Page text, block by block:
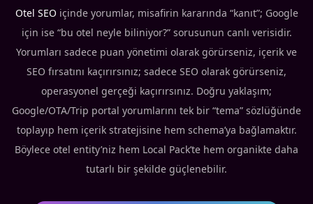
Otel SEO içinde yorumlar, misafirin kararında “kanıt”; Google
için ise “bu otel neyle biliniyor?” sorusunun canlı verisidir.
Yorumları sadece puan yönetimi olarak görürseniz, içerik ve
SEO fırsatını kaçırırsınız; sadece SEO olarak görürseniz,
operasyonel gerçeği kaçırırsınız. Doğru yaklaşım;
Google/OTA/Trip portal yorumlarını tek bir “tema” sözlüğünde
toplayıp hem içerik stratejisine hem schema’ya bağlamaktır.
Böylece otel entity’niz hem Local Pack’te hem organikte daha
tutarlı bir şekilde güçlenebilir.